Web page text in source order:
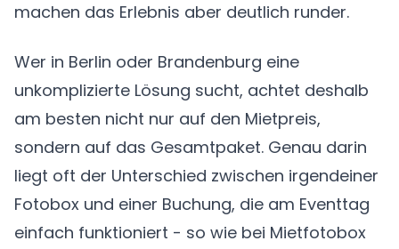
machen das Erlebnis aber deutlich runder.
Wer in Berlin oder Brandenburg eine
unkomplizierte Lösung sucht, achtet deshalb
am besten nicht nur auf den Mietpreis,
sondern auf das Gesamtpaket. Genau darin
liegt oft der Unterschied zwischen irgendeiner
Fotobox und einer Buchung, die am Eventtag
einfach funktioniert - so wie bei Mietfotobox